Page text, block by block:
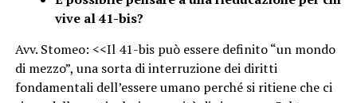
vive al 41-bis?
Avv. Stomeo: <<Il 41-bis può essere definito “un mondo
di mezzo”, una sorta di interruzione dei diritti
fondamentali dell’essere umano perché si ritiene che ci